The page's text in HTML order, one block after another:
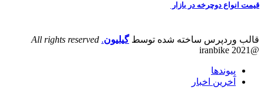
قیمت انواع دوچرخه در بازار
قالب وردپرس ساخته شده توسطگیلیون.
All rights reserved
@iranbike 2021
پیوندها
آخرین اخبار